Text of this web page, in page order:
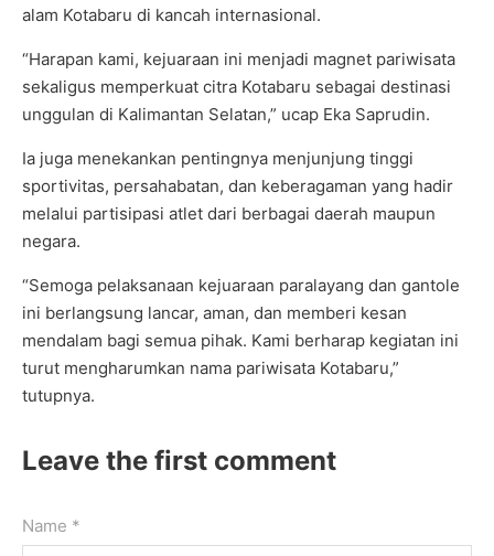
alam Kotabaru di kancah internasional.
“Harapan kami, kejuaraan ini menjadi magnet pariwisata
sekaligus memperkuat citra Kotabaru sebagai destinasi
unggulan di Kalimantan Selatan,” ucap Eka Saprudin.
Ia juga menekankan pentingnya menjunjung tinggi
sportivitas, persahabatan, dan keberagaman yang hadir
melalui partisipasi atlet dari berbagai daerah maupun
negara.
“Semoga pelaksanaan kejuaraan paralayang dan gantole
ini berlangsung lancar, aman, dan memberi kesan
mendalam bagi semua pihak. Kami berharap kegiatan ini
turut mengharumkan nama pariwisata Kotabaru,”
tutupnya.
Leave the first comment
Name *